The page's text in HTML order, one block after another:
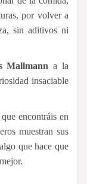
por volver a
sin aditivos ni
Mallmann a la
insaciable
encontráis en
muestran sus
que hace que